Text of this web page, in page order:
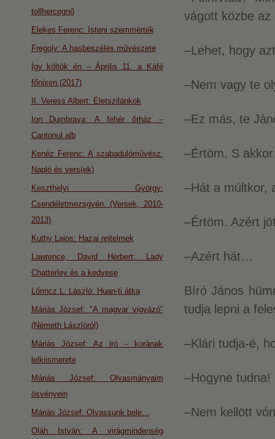
vágott közbe az
–Lehet, hogy
–Nem vagy te
–Ez más, te
–Értöm. S
–Hát a múltkor,
–Értöm. Azért
–Azért hát…
Bíró János
tudja lepni a
–Klári tudja-é,
–Hogyne
–Nem kellött
tollhercegnő
Elekes Ferenc: Isteni szemmérték
Fregoly: A hasbeszélés művészete
Így költök én – Április 11. a Káfé
főnixen (2017)
II. Veress Albert: Életszilánkok
Ion Dumbrava: A fehér őrház –
Cantonul alb
Kenéz Ferenc: A szabadulóművész.
Napló és vers(ek)
Keszthelyi György:
Csendéletmezsgyén. (Versek, 2010-
2013)
Kuthy Lajos: Hazai rejtelmek
Lawrence, David Herbert: Lady
Chatterley és a kedvese
Lőrincz L. László: Huan-ti átka
Máriás József: "A magyar vigyázó"
(Németh Lászlóról)
Máriás József: Az iró – korának
lelkiismerete
Máriás József: Olvasmányaim
ösvényein
Máriás József: Olvassunk bele…
Oláh István: A virágmindenség